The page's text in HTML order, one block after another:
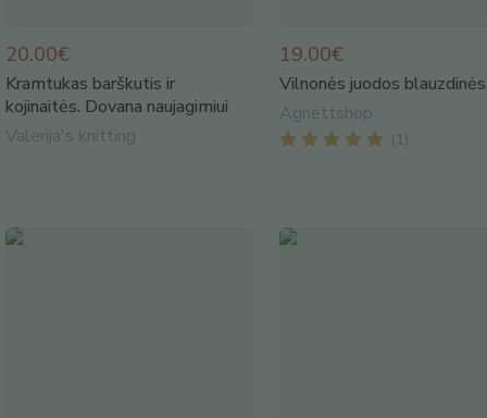
20.00€
Kramtukas barškutis ir
kojinaitės. Dovana naujagimiui
Valerija's knitting
19.00€
Vilnonės juodos blauzdinės
Agnettshop
( 1